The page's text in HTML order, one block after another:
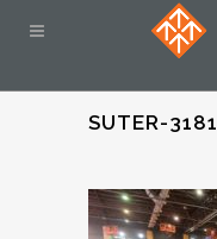
SUTER-3181